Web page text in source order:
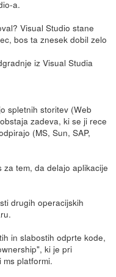
a.
Visual Studio stane
bos ta znesek dobil zelo
iz Visual Studia
spletnih storitev (Web
zadeva, ki se ji rece
(MS, Sun, SAP,
tem, da delajo aplikacije
drugih operacijskih
in slabostih odprte kode,
ki je pri
platformi.